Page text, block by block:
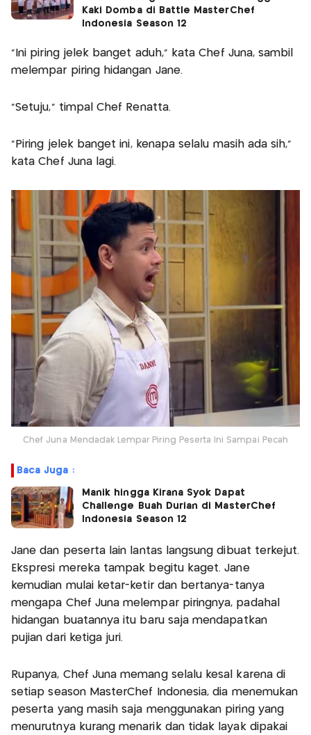
Kaki Domba di Battle MasterChef
Indonesia Season 12
"Ini piring jelek banget aduh," kata Chef Juna, sambil
melempar piring hidangan Jane.
"Setuju," timpal Chef Renatta.
"Piring jelek banget ini, kenapa selalu masih ada sih,"
kata Chef Juna lagi.
Chef Juna Mendadak Lempar Piring Peserta Ini Sampai Pecah
Baca Juga :
Manik hingga Kirana Syok Dapat
Challenge Buah Durian di MasterChef
Indonesia Season 12
Jane dan peserta lain lantas langsung dibuat terkejut.
Ekspresi mereka tampak begitu kaget. Jane
kemudian mulai ketar-ketir dan bertanya-tanya
mengapa Chef Juna melempar piringnya, padahal
hidangan buatannya itu baru saja mendapatkan
pujian dari ketiga juri.
Rupanya, Chef Juna memang selalu kesal karena di
setiap season MasterChef Indonesia, dia menemukan
peserta yang masih saja menggunakan piring yang
menurutnya kurang menarik dan tidak layak dipakai